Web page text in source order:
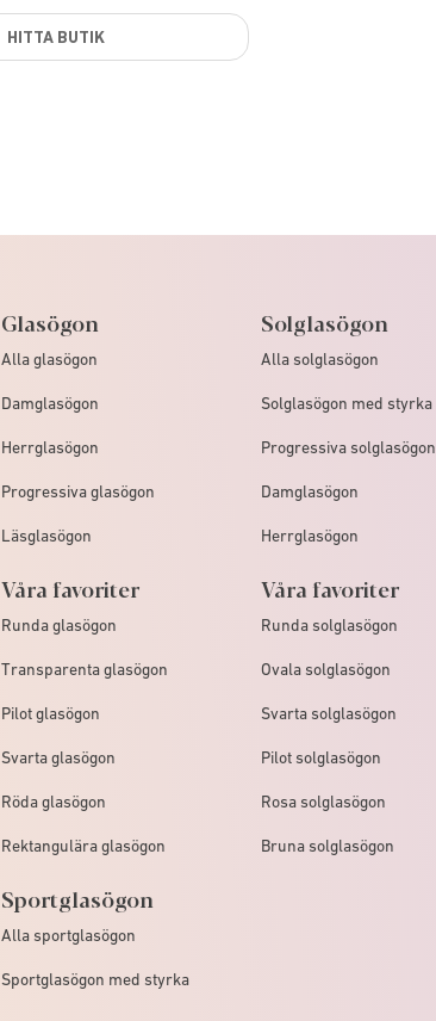
HITTA BUTIK
Glasögon
Alla glasögon
Damglasögon
Herrglasögon
Progressiva glasögon
Läsglasögon
Våra favoriter
Runda glasögon
Transparenta glasögon
Pilot glasögon
Svarta glasögon
Röda glasögon
Rektangulära glasögon
Sportglasögon
Alla sportglasögon
Sportglasögon med styrka
Solglasögon
Alla solglasögon
Solglasögon med styrka
Progressiva solglasögon
Damglasögon
Herrglasögon
Våra favoriter
Runda solglasögon
Ovala solglasögon
Svarta solglasögon
Pilot solglasögon
Rosa solglasögon
Bruna solglasögon